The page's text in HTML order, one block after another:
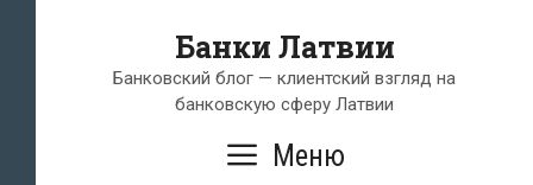
содержимому
Банки Латвии
Банковский блог — клиентский взгляд на
банковскую сферу Латвии
Меню